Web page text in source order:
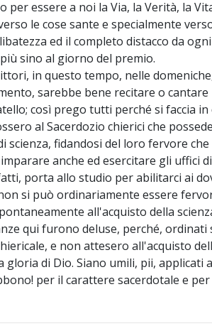
per essere a noi la Via, la Verità, la
le cose sante e specialmente
ed il completo distacco da
sino al giorno del premio.
in questo tempo, nelle
sarebbe bene recitare o
così prego tutti perché si faccia in
al Sacerdozio chierici che
scienza, fidandosi del loro fervore
anche ed esercitare gli uffici
porta allo studio per abilitarci ai
si può ordinariamente essere
all'acquisto della
qui furono deluse, perché, ordinati
e non attesero all'acquisto
gloria di Dio. Siano umili, pii, applicati
per il carattere sacerdotale e